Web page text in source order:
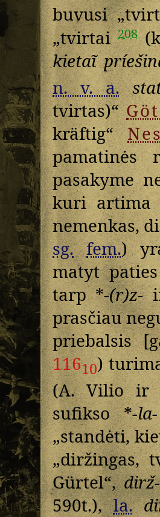
buvusi
„tvirtai208
kietaĩ
n. v. a.
tvirtas)“
kräftig“
pamatinės
pasakyme
kuri
nemenkas,
sg. fem.)
matyt
tarp *-(r)z-
prasčiau
priebalsis
11610)
(A. Vilio ir
sufikso *-la-
„standėti,
„diržingas,
Gürtel“,
590t.),la.